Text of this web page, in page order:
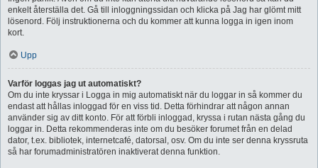
enkelt återställa det. Gå till inloggningssidan och klicka på Jag har glömt mitt
lösenord. Följ instruktionerna och du kommer att kunna logga in igen inom
kort.
Upp
Varför loggas jag ut automatiskt?
Om du inte kryssar i Logga in mig automatiskt när du loggar in så kommer du
endast att hållas inloggad för en viss tid. Detta förhindrar att någon annan
använder sig av ditt konto. För att förbli inloggad, kryssa i rutan nästa gång du
loggar in. Detta rekommenderas inte om du besöker forumet från en delad
dator, t.ex. bibliotek, internetcafé, datorsal, osv. Om du inte ser denna kryssruta
så har forumadministratören inaktiverat denna funktion.